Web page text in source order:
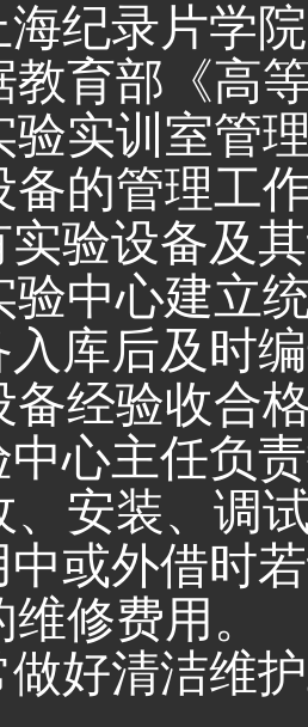
海纪录片学
教育部《高
验实训室管
备的管理工
实验设备及
验中心建立
库后及时
备经验收合
心主任负
、安装、调
中或外借时
修费用。
好清洁维